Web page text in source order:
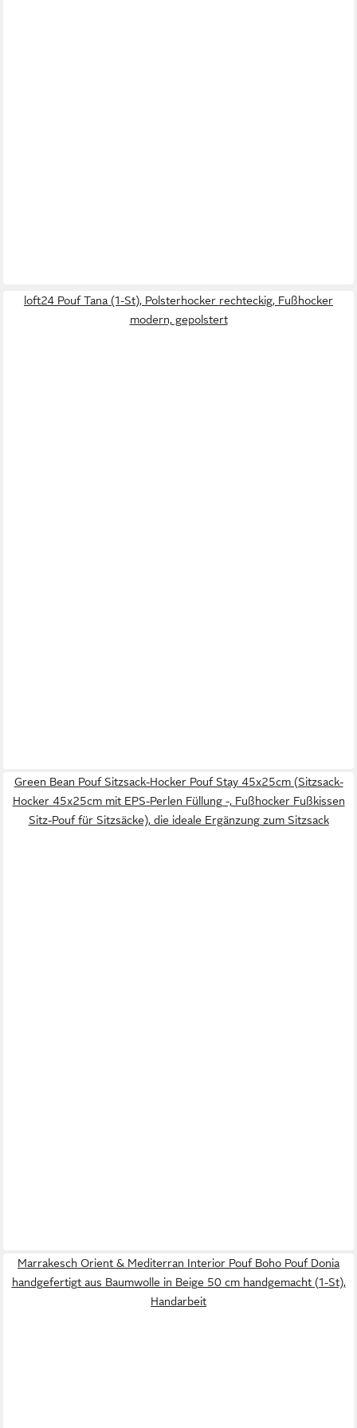
loft24 Pouf Tana (1-St), Polsterhocker rechteckig, Fußhocker
modern, gepolstert
Green Bean Pouf Sitzsack-Hocker Pouf Stay 45x25cm (Sitzsack-
Hocker 45x25cm mit EPS-Perlen Füllung -, Fußhocker Fußkissen
Sitz-Pouf für Sitzsäcke), die ideale Ergänzung zum Sitzsack
Marrakesch Orient & Mediterran Interior Pouf Boho Pouf Donia
handgefertigt aus Baumwolle in Beige 50 cm handgemacht (1-St),
Handarbeit